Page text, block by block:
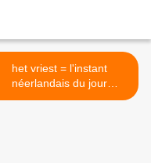
het vriest = l'instant
néerlandais du jour
(2023_01_24) >